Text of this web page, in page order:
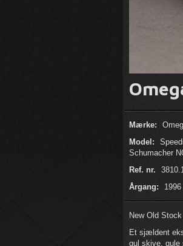
Mærke:
Model:
Schumacher
Ref. nr.
Årgang:
1996
New Old
Et sjældent
gul skive, gule